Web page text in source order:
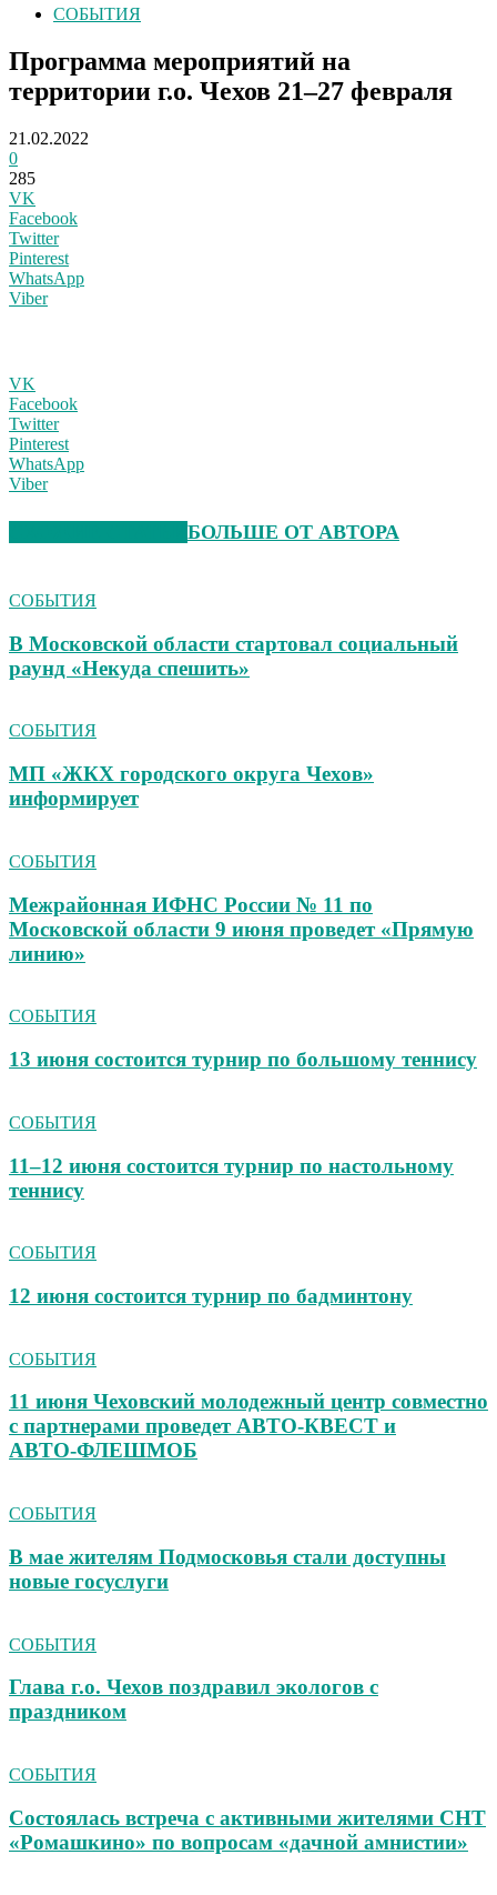
СОБЫТИЯ
Программа мероприятий на
территории г.о. Чехов 21–27 февраля
21.02.2022
0
285
VK
Facebook
Twitter
Pinterest
WhatsApp
Viber
VK
Facebook
Twitter
Pinterest
WhatsApp
Viber
БОЛЬШЕ ОТ АВТОРА
СОБЫТИЯ
В Московской области стартовал социальный
раунд «Некуда спешить»
СОБЫТИЯ
МП «ЖКХ городского округа Чехов»
информирует
СОБЫТИЯ
Межрайонная ИФНС России № 11 по
Московской области 9 июня проведет «Прямую
линию»
СОБЫТИЯ
13 июня состоится турнир по большому теннису
СОБЫТИЯ
11–12 июня состоится турнир по настольному
теннису
СОБЫТИЯ
12 июня состоится турнир по бадминтону
СОБЫТИЯ
11 июня Чеховский молодежный центр совместно
с партнерами проведет АВТО‑КВЕСТ и
АВТО‑ФЛЕШМОБ
СОБЫТИЯ
В мае жителям Подмосковья стали доступны
новые госуслуги
СОБЫТИЯ
Глава г.о. Чехов поздравил экологов с
праздником
СОБЫТИЯ
Состоялась встреча с активными жителями СНТ
«Ромашкино» по вопросам «дачной амнистии»